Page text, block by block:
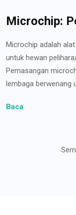
Microchip:
Microchip adalah
untuk hewan
Pemasangan
lembaga berwenang
Baca